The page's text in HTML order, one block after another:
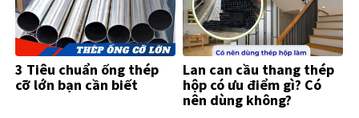
3 Tiêu chuẩn ống thép
cỡ lớn bạn cần biết
Lan can cầu thang thép
hộp có ưu điểm gì? Có
nên dùng không?